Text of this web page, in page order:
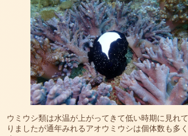
ウミウシ類は水温が上がってきて低い時期に見れ
りましたが通年みれるアオウミウシは個体数も多